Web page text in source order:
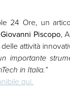
24 Ore, un
Giovanni Piscopo,
attività
importante
in Italia.”
qui.